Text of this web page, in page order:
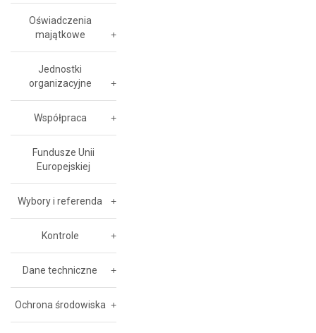
Oświadczenia
majątkowe
Jednostki
organizacyjne
Współpraca
Fundusze Unii
Europejskiej
Wybory i referenda
Kontrole
Dane techniczne
Ochrona środowiska